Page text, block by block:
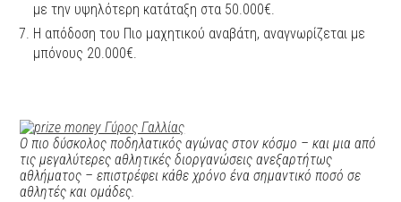
με την υψηλότερη κατάταξη στα 50.000€.
Η απόδοση του Πιο μαχητικού αναβάτη, αναγνωρίζεται με
μπόνους 20.000€.
Ο πιο δύσκολος ποδηλατικός αγώνας στον κόσμο – και μια από
τις μεγαλύτερες αθλητικές διοργανώσεις ανεξαρτήτως
αθλήματος – επιστρέφει κάθε χρόνο ένα σημαντικό ποσό σε
αθλητές και ομάδες.